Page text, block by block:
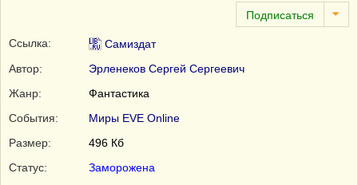
Ссылка:
Самиздат
Автор:
Эрленеков Сергей Сергеевич
Жанр:
Фантастика
События:
Миры EVE Online
Размер:
496 Кб
Статус:
Заморожена